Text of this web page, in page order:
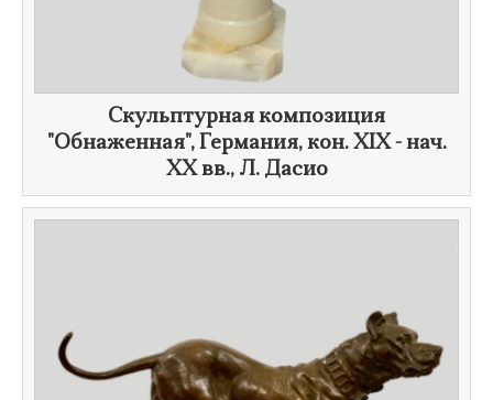
Скульптурная композиция
"Обнаженная", Германия, кон. XIX - нач.
XX вв., Л. Дасио